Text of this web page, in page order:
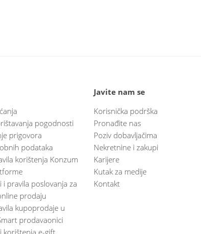
pogodnosti
prigovora
podataka
korištenja Konzum
i pravila poslovanja za
prodaju
kupoprodaje u
prodavaonici
korištenja e-gift
Javite nam se
Korisnička podrška
Pronađite nas
Poziv dobavljačima
Nekretnine i zakupi
Karijere
Kutak za medije
Kontakt